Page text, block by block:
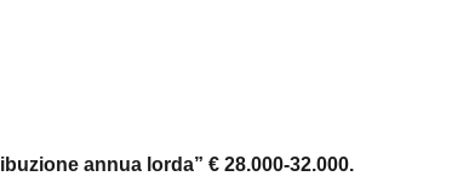
annua lorda” € 28.000-32.000.